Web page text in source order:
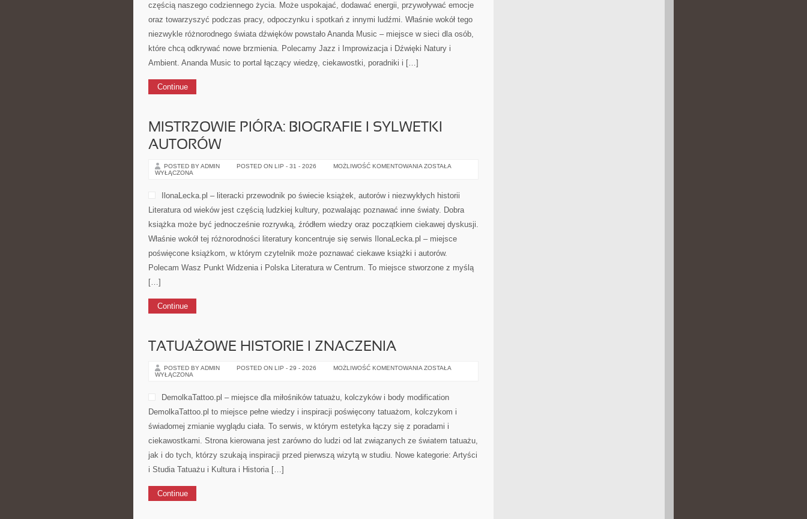
częścią naszego codziennego życia. Może uspokajać, dodawać energii, przywoływać emocje
oraz towarzyszyć podczas pracy, odpoczynku i spotkań z innymi ludźmi. Właśnie wokół tego
niezwykle różnorodnego świata dźwięków powstało Ananda Music – miejsce w sieci dla osób,
które chcą odkrywać nowe brzmienia. Polecamy Jazz i Improwizacja i Dźwięki Natury i
Ambient. Ananda Music to portal łączący wiedzę, ciekawostki, poradniki i […]
Continue
MISTRZOWIE PIÓRA: BIOGRAFIE I SYLWETKI
AUTORÓW
POSTED BY ADMIN POSTED ON LIP - 31 - 2026 MOŻLIWOŚĆ KOMENTOWANIA MISTRZOWIE
SYLWETKI
AUTORÓW
ZOSTAŁA
WYŁĄCZONA
IlonaLecka.pl – literacki przewodnik po świecie książek, autorów i niezwykłych historii
Literatura od wieków jest częścią ludzkiej kultury, pozwalając poznawać inne światy. Dobra
książka może być jednocześnie rozrywką, źródłem wiedzy oraz początkiem ciekawej dyskusji.
Właśnie wokół tej różnorodności literatury koncentruje się serwis IlonaLecka.pl – miejsce
poświęcone książkom, w którym czytelnik może poznawać ciekawe książki i autorów.
Polecam Wasz Punkt Widzenia i Polska Literatura w Centrum. To miejsce stworzone z myślą
[…]
Continue
TATUAŻOWE HISTORIE I ZNACZENIA
POSTED BY ADMIN POSTED ON LIP - 29 - 2026 MOŻLIWOŚĆ KOMENTOWANIA TATUAŻOWE
ZOSTAŁA
WYŁĄCZONA
DemolkaTattoo.pl – miejsce dla miłośników tatuażu, kolczyków i body modification
DemolkaTattoo.pl to miejsce pełne wiedzy i inspiracji poświęcony tatuażom, kolczykom i
świadomej zmianie wyglądu ciała. To serwis, w którym estetyka łączy się z poradami i
ciekawostkami. Strona kierowana jest zarówno do ludzi od lat związanych ze światem tatuażu,
jak i do tych, którzy szukają inspiracji przed pierwszą wizytą w studiu. Nowe kategorie: Artyści
i Studia Tatuażu i Kultura i Historia […]
Continue